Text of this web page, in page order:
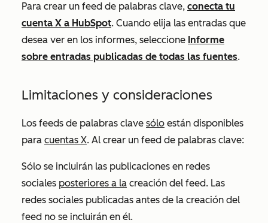
Para crear un feed de palabras clave, conecta tu
cuenta X a HubSpot. Cuando elija las entradas que
desea ver en los informes, seleccione Informe
sobre entradas publicadas de todas las fuentes.
Limitaciones y consideraciones
Los feeds de palabras clave sólo están disponibles
para cuentas X. Al crear un feed de palabras clave:
Sólo se incluirán las publicaciones en redes
sociales posteriores a la creación del feed. Las
redes sociales publicadas antes de la creación del
feed no se incluirán en él.